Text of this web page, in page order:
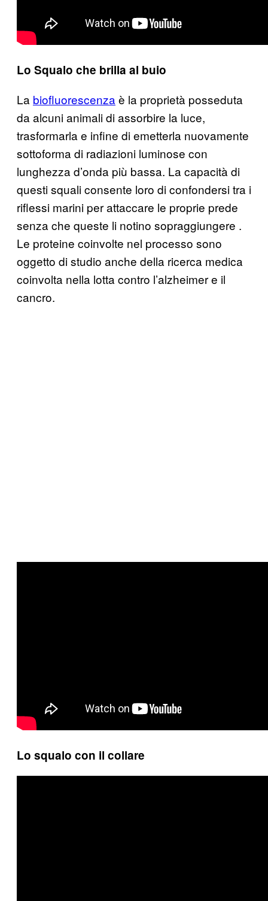
Lo Squalo che brilla al buio
La biofluorescenza è la proprietà posseduta
da alcuni animali di assorbire la luce,
trasformarla e infine di emetterla nuovamente
sottoforma di radiazioni luminose con
lunghezza d’onda più bassa. La capacità di
questi squali consente loro di confondersi tra i
riflessi marini per attaccare le proprie prede
senza che queste li notino sopraggiungere .
Le proteine coinvolte nel processo sono
oggetto di studio anche della ricerca medica
coinvolta nella lotta contro l’alzheimer e il
cancro.
Lo squalo con il collare